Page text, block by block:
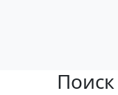
Поиск